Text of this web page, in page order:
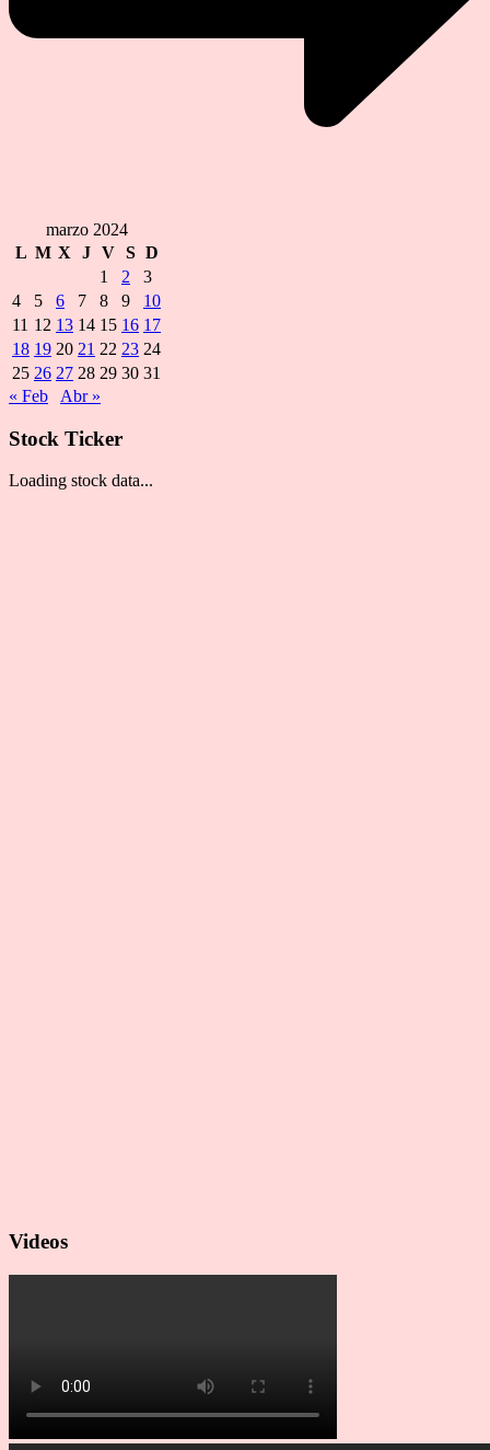
marzo 2024
L M X J V S D
1
2
3
4
5 6 7 8 9
10
11 12 13 14 15 16 17
18 19 20 21 22 23 24
25 26 27 28 29 30 31
« Feb
Abr »
Stock Ticker
Loading stock data...
Videos